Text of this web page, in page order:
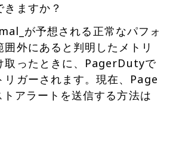
ますか？
が予想される正常なパフォ
囲外にあると判明したメトリ
取ったときに、PagerDutyで
リガーされます。現在、Page
アラートを送信する方法は